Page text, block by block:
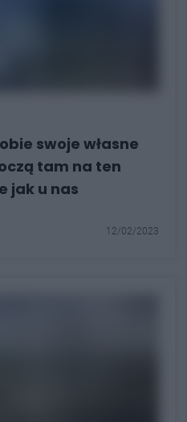
swoje własne
tam na ten
jak u nas
12/02/2023